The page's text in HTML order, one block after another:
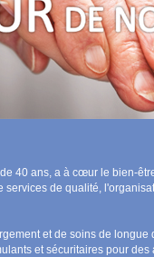
40 ans, a à cœur le bien-
de qualité,
et de soins de
et sécuritaires pour